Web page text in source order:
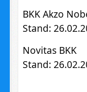
BKK Akzo
Stand:
Novitas BKK
Stand: